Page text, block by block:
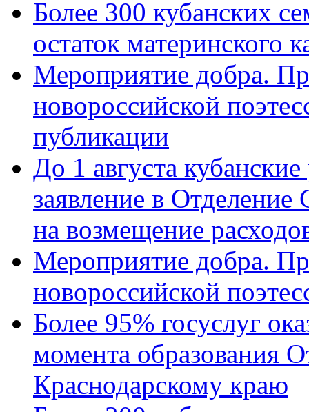
Более 300 кубанских
остаток материнского
Мероприятие добра.
новороссийской
публикации
До 1 августа
заявление в
на возмещение
Мероприятие добра.
новороссийской
Более 95% госуслуг
момента образования
Краснодарскому краю